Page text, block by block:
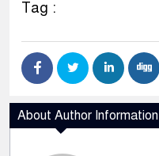
Tag :
About Author Information